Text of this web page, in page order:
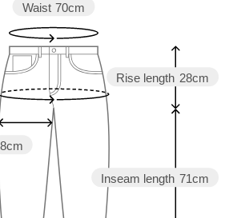
Inseam length 71cm
Rise length 28cm
Waist 70cm